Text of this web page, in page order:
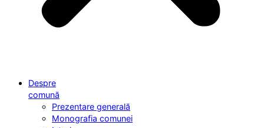
Despre
comună
Prezentare generală
Monografia comunei